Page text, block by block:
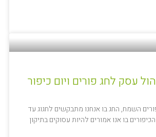
עסק לחג פורים ויום כיפור
השמח, החג בו אנחנו מתבקשים לחגוג עד
בו אנו אמורים להיות עסוקים בתיקון